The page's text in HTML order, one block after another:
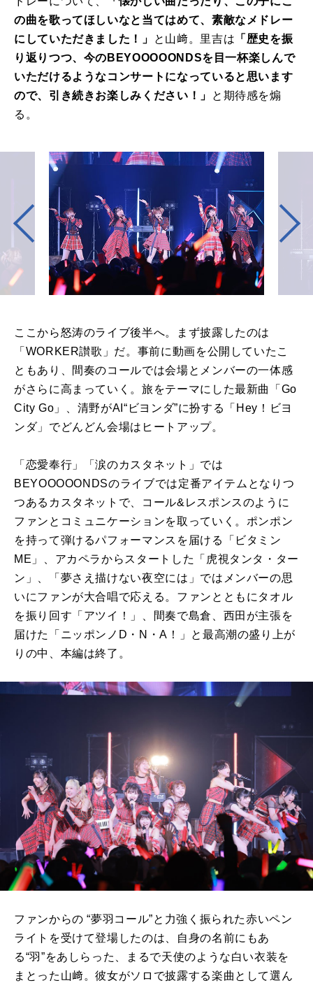
の曲を歌ってほしいなと当てはめて、素敵なメドレー
にしていただきました！」
と山﨑。里吉は 「歴史を振
り返りつつ、今のBEYOOOOONDSを目一杯楽しんで
いただけるようなコンサートになっていると思います
ので、引き続きお楽しみください！」
と期待感を煽
る。
ここから怒涛のライブ後半へ。まず披露したのは
「WORKER讃歌」だ。事前に動画を公開していたこ
ともあり、間奏のコールでは会場とメンバーの一体感
がさらに高まっていく。旅をテーマにした最新曲「Go
City Go」、清野がAI“ビヨンダ”に扮する「Hey！ビヨ
ンダ」でどんどん会場はヒートアップ。
「恋愛奉行」「涙のカスタネット」では
BEYOOOOONDSのライブでは定番アイテムとなりつ
つあるカスタネットで、コール&レスポンスのように
ファンとコミュニケーションを取っていく。ポンポン
を持って弾けるパフォーマンスを届ける「ビタミン
ME」、アカペラからスタートした「虎視タンタ・ター
ン」、「夢さえ描けない夜空には」ではメンバーの思
いにファンが大合唱で応える。ファンとともにタオル
を振り回す「アツイ！」、間奏で島倉、西田が主張を
届けた「ニッポンノD・N・A！」と最高潮の盛り上が
りの中、本編は終了。
ファンからの “夢羽コール”と力強く振られた赤いペン
ライトを受けて登場したのは、自身の名前にもあ
る“羽”をあしらった、まるで天使のような白い衣装を
まとった山﨑。彼女がソロで披露する楽曲として選ん